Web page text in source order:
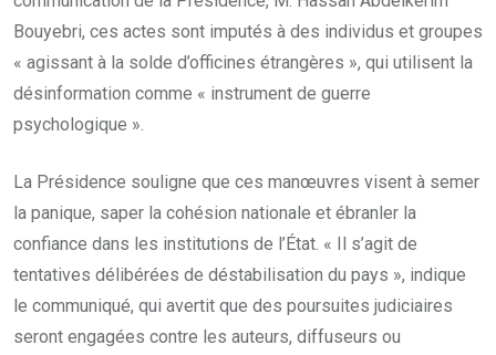
Bouyebri, ces actes sont imputés à des individus et groupes
« agissant à la solde d’officines étrangères », qui utilisent la
désinformation comme « instrument de guerre
psychologique ».
La Présidence souligne que ces manœuvres visent à semer
la panique, saper la cohésion nationale et ébranler la
confiance dans les institutions de l’État. « Il s’agit de
tentatives délibérées de déstabilisation du pays », indique
le communiqué, qui avertit que des poursuites judiciaires
seront engagées contre les auteurs, diffuseurs ou